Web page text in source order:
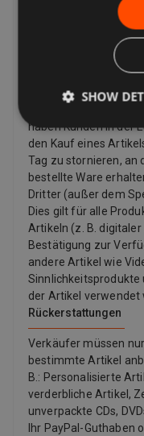
dem Käufer eine
Verkäufer zahlen für
mit dem Artikel gibt.
mit der
haben Kunden in der
den Kauf eines
Tag zu stornieren, an
bestellte Ware
Dritter (außer dem
Dies gilt für alle
Artikeln (z. B.
Bestätigung zur
andere Artikel wie
Sinnlichkeitsprodukte
der Artikel verwendet
Rückerstattungen
Verkäufer müssen
bestimmte Artikel
B.: Personalisierte
verderbliche Artikel,
unverpackte CDs,
Ihr PayPal-Guthaben
SHOW